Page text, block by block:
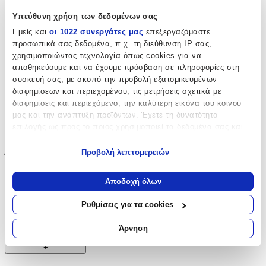
Υπεύθυνη χρήση των δεδομένων σας
Εμείς και οι 1022 συνεργάτες μας επεξεργαζόμαστε
προσωπικά σας δεδομένα, π.χ. τη διεύθυνση IP σας,
χρησιμοποιώντας τεχνολογία όπως cookies για να
αποθηκεύουμε και να έχουμε πρόσβαση σε πληροφορίες στη
συσκευή σας, με σκοπό την προβολή εξατομικευμένων
διαφημίσεων και περιεχομένου, τις μετρήσεις σχετικά με
διαφημίσεις και περιεχόμενο, την καλύτερη εικόνα του κοινού
μας και την ανάπτυξη προϊόντων. Έχετε τη δυνατότητα
Να συλλέξουμε πληροφορίες σχετικά με τη γεωγραφική
σας τοποθεσία, οι οποίες μπορεί να είναι ακριβείς σε
απόσταση μερικών μέτρων
Να αναγνωρίσουμε τη συσκευή σας σαρώνοντας ενεργά
για συγκεκριμένα χαρακτηριστικά (δακτυλικό αποτύπωμα)
Μάθετε περισσότερα σχετικά με τον τρόπο επεξεργασίας των
προσωπικών σας δεδομένων και καθορίστε τις προτιμήσεις σας
Προβολή λεπτομερειών
Αποδοχή όλων
Ρυθμίσεις για τα cookies
Άρνηση
Διαστάσεις
Μήκος:
34
cm
Πλάτος:
cm
+